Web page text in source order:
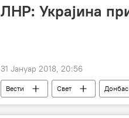
ЛНР: Украјина
31 Јануар 2018, 20:56
Вести Свет Донбас
офанзива
Европа